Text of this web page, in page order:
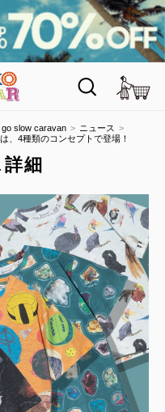
go slow caravan
ニュース
、4種類のコンセプトで登場！
細